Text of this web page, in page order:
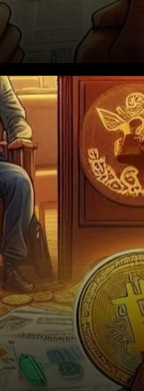
À l’approche de
présidentielle
traders de
effectuent des
audacieux sur le
une augmentation…